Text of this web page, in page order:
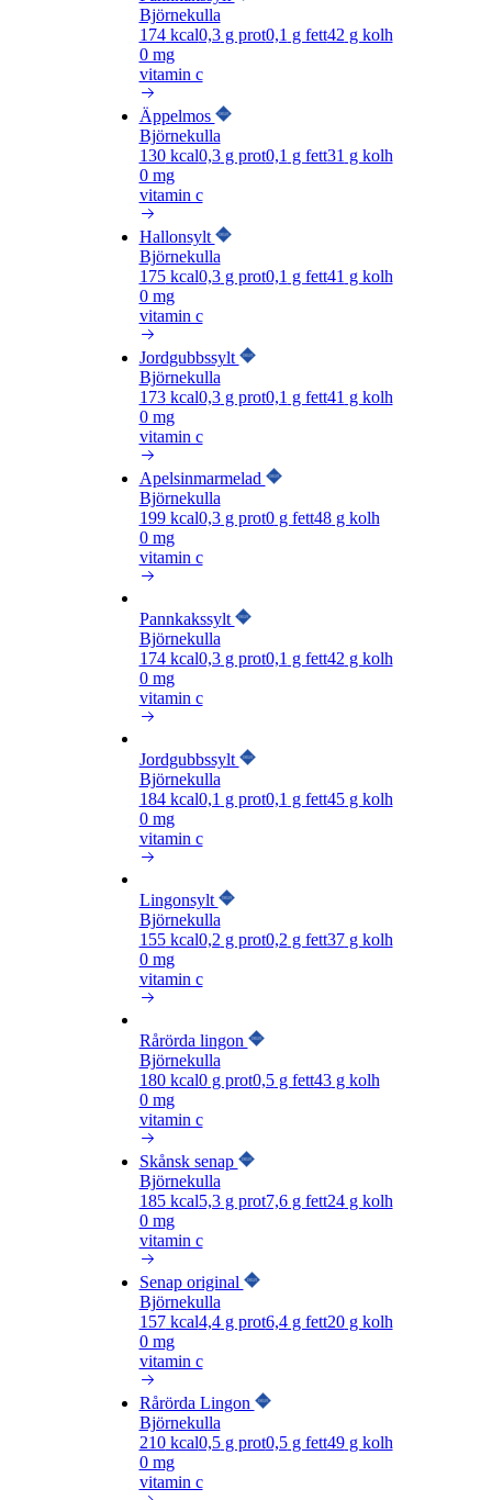
Björnekulla
174kcal0,3g prot0,1 g fett42 g kolh
0 mg
vitamin c
Äppelmos
Björnekulla
130kcal0,3g prot0,1 g fett31 g kolh
0 mg
vitamin c
Hallonsylt
Björnekulla
175kcal0,3g prot0,1 g fett41 g kolh
0 mg
vitamin c
Jordgubbssylt
Björnekulla
173kcal0,3g prot0,1 g fett41 g kolh
0 mg
vitamin c
Apelsinmarmelad
Björnekulla
199kcal0,3g prot0g fett48g kolh
0 mg
vitamin c
Pannkakssylt
Björnekulla
174kcal0,3g prot0,1 g fett42 g kolh
0 mg
vitamin c
Jordgubbssylt
Björnekulla
184kcal0,1 g prot0,1 g fett45g kolh
0 mg
vitamin c
Lingonsylt
Björnekulla
155kcal0,2 g prot0,2 g fett37g kolh
0 mg
vitamin c
Rårörda lingon
Björnekulla
180kcal0g prot0,5g fett43g kolh
0 mg
vitamin c
Skånsk senap
Björnekulla
185kcal5,3g prot7,6g fett24g kolh
0 mg
vitamin c
Senap original
Björnekulla
157kcal4,4g prot6,4g fett20g kolh
0 mg
vitamin c
Rårörda Lingon
Björnekulla
210kcal0,5g prot0,5g fett49g kolh
0 mg
vitamin c